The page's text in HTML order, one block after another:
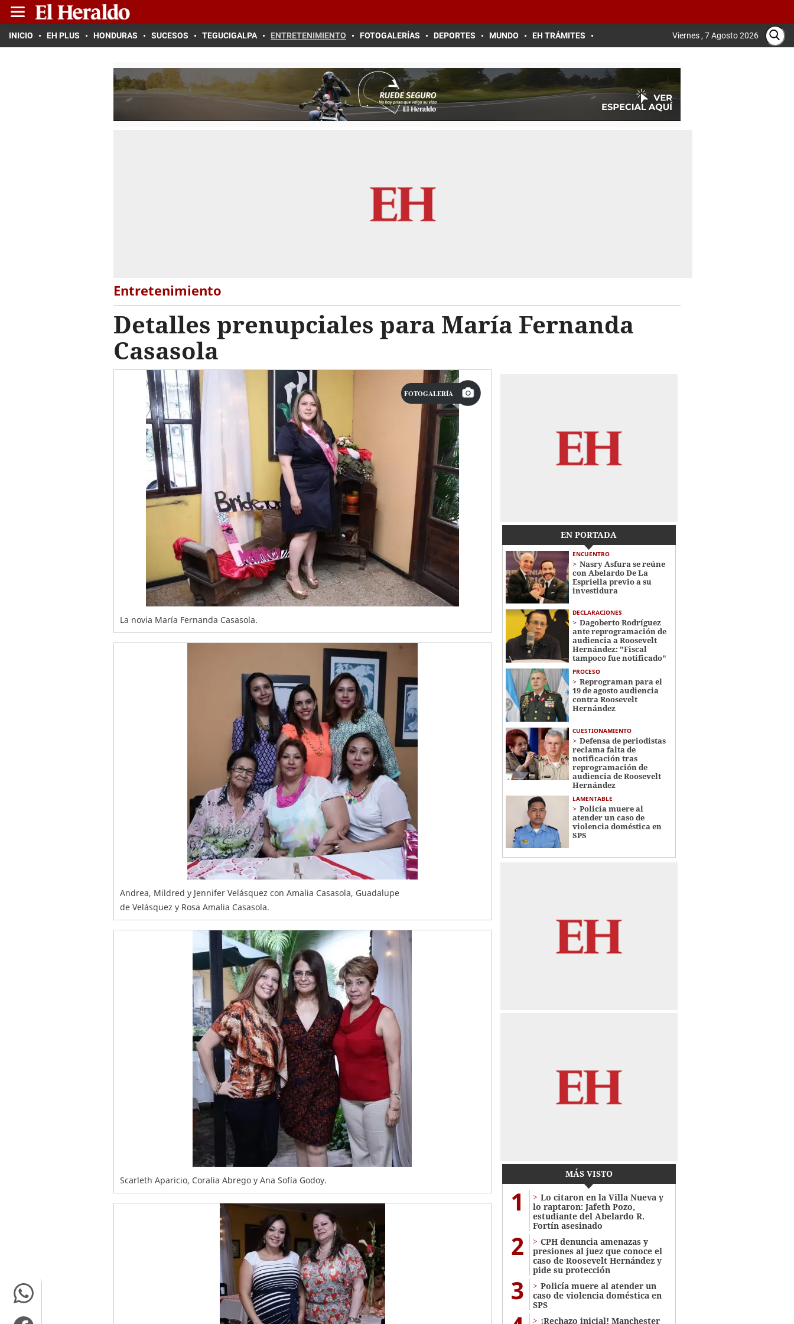
INICIO EH PLUS HONDURAS SUCESOS TEGUCIGALPA ENTRETENIMIENTO FOTOGALERÍAS DEPORTES MUNDO EH TRÁMITES Viernes , 7 Agosto 2026
Entretenimiento
Detalles prenupciales para María Fernanda
Casasola
FOTOGALERÍA
La novia María Fernanda Casasola.
Andrea, Mildred y Jennifer Velásquez con Amalia Casasola, Guadalupe
de Velásquez y Rosa Amalia Casasola.
Scarleth Aparicio, Coralia Abrego y Ana Sofía Godoy.
EN PORTADA
ENCUENTRO
Nasry Asfura se reúne
con Abelardo De La
Espriella previo a su
investidura
DECLARACIONES
Dagoberto Rodríguez
ante reprogramación de
audiencia a Roosevelt
Hernández: "Fiscal
tampoco fue notificado"
PROCESO
Reprograman para el
19 de agosto audiencia
contra Roosevelt
Hernández
CUESTIONAMIENTO
Defensa de periodistas
reclama falta de
notificación tras
reprogramación de
audiencia de Roosevelt
Hernández
LAMENTABLE
Policía muere al
atender un caso de
violencia doméstica en
SPS
MÁS VISTO
1
Lo citaron en la Villa Nueva y
lo raptaron: Jafeth Pozo,
estudiante del Abelardo R.
Fortín asesinado
2
CPH denuncia amenazas y
presiones al juez que conoce el
caso de Roosevelt Hernández y
pide su protección
3
Policía muere al atender un
caso de violencia doméstica en
SPS
¡Rechazo inicial! Manchester